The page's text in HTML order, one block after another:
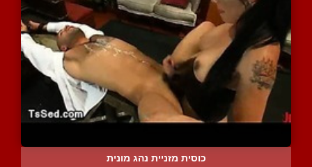
כוסית מזניית נהג מונית